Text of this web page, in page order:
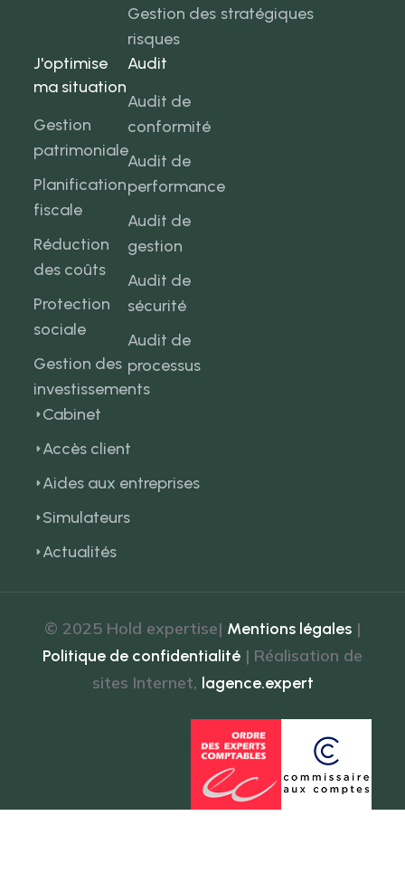
Gestion des
risques
stratégiques
J'optimise
ma situation
Gestion
patrimoniale
Planification
fiscale
Réduction
des coûts
Protection
sociale
Gestion des
investissements
Audit
Audit de
conformité
Audit de
performance
Audit de
gestion
Audit de
sécurité
Audit de
processus
Cabinet
Accès client
Aides aux entreprises
Simulateurs
Actualités
© 2025 Hold expertise| Mentions légales |
Politique de confidentialité | Réalisation de
sites Internet, lagence.expert